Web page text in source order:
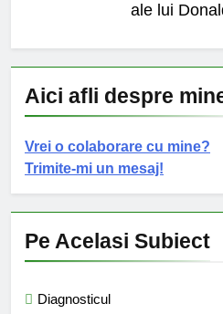
ale lui
Aici afli despre
Vrei o colaborare cu mine?
Trimite-mi un mesaj!
Pe Acelasi Subiect
Diagnosticul